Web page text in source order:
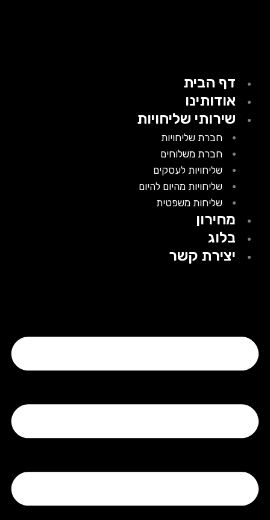
דף הבית
אודותינו
שירותי שליחויות
חברת שליחויות
חברת משלוחים
שליחויות לעסקים
שליחויות מהיום להיום
שליחות משפטית
מחירון
בלוג
יצירת קשר